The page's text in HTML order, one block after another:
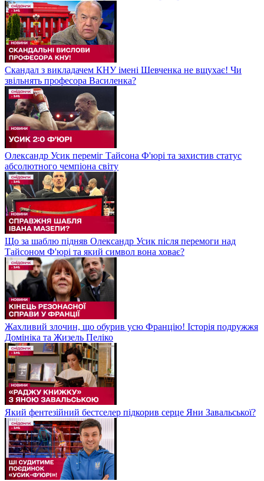
Скандал з викладачем КНУ імені Шевченка не вщухає! Чи
звільнять професора Василенка?
Олександр Усик переміг Тайсона Ф'юрі та захистив статус
абсолютного чемпіона світу
Що за шаблю підняв Олександр Усик після перемоги над
Тайсоном Ф'юрі та який символ вона ховає?
Жахливий злочин, що обурив усю Францію! Історія подружжя
Домініка та Жизель Пеліко
Який фентезійний бестселер підкорив серце Яни Завальської?